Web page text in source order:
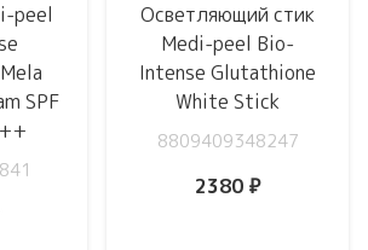
peel
SPF
Осветляющий стик
Medi-peel Bio-
Intense Glutathione
White Stick
8809409348247
2380 ₽